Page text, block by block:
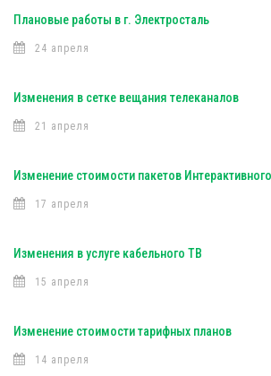
Плановые работы в г. Электросталь
24 апреля
Изменения в сетке вещания телеканалов
21 апреля
Изменение стоимости пакетов
17 апреля
Изменения в услуге кабельного ТВ
15 апреля
Изменение стоимости тарифных планов
14 апреля